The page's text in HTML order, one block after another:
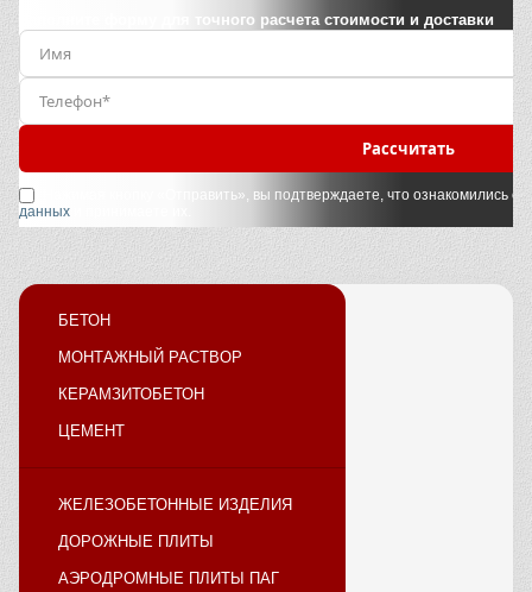
Заполните форму для точного расчета стоимости и доставки
Рассчитать
Нажимая кнопку «Отправить», вы подтверждаете, что ознакомились с
данных
БЕТОН
МОНТАЖНЫЙ РАСТВОР
КЕРАМЗИТОБЕТОН
ЦЕМЕНТ
ЖЕЛЕЗОБЕТОННЫЕ ИЗДЕЛИЯ
ДОРОЖНЫЕ ПЛИТЫ
АЭРОДРОМНЫЕ ПЛИТЫ ПАГ